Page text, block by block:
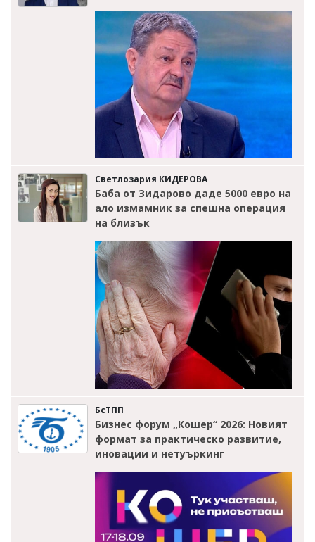
Светлозария КИДЕРОВА
Баба от Зидарово даде 5000 евро на
ало измамник за спешна операция
на близък
БсТПП
Бизнес форум „Кошер“ 2026: Новият
формат за практическо развитие,
иновации и нетуъркинг